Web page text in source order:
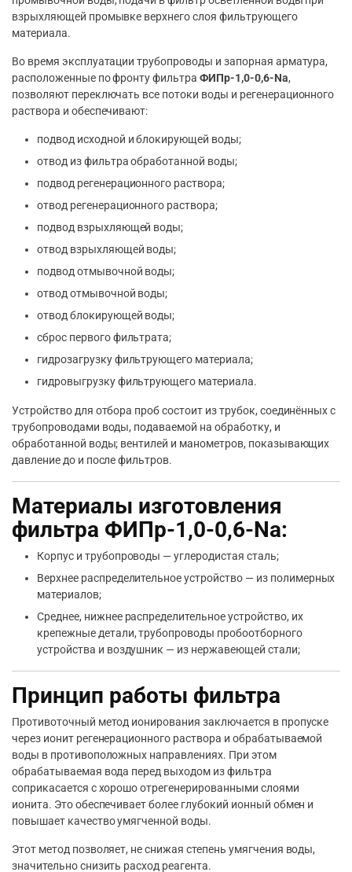
взрыхляющей промывке верхнего слоя фильтрующего
материала.
Во время эксплуатации трубопроводы и запорная арматура,
расположенные по фронту фильтраФИПр-1,0-0,6-Na,
позволяют переключать все потоки воды и регенерационного
раствора и обеспечивают:
подвод исходной и блокирующей воды;
отвод из фильтра обработанной воды;
подвод регенерационного раствора;
отвод регенерационного раствора;
подвод взрыхляющей воды;
отвод взрыхляющей воды;
подвод отмывочной воды;
отвод отмывочной воды;
отвод блокирующей воды;
сброс первого фильтрата;
гидрозагрузку фильтрующего материала;
гидровыгрузку фильтрующего материала.
Устройство для отбора проб состоит из трубок, соединённых с
трубопроводами воды, подаваемой на обработку, и
обработанной воды; вентилей и манометров, показывающих
давление до и после фильтров.
Материалы изготовления
фильтра ФИПр-1,0-0,6-Na:
Корпус и трубопроводы — углеродистая сталь;
Верхнее распределительное устройство — из полимерных
материалов;
Среднее, нижнее распределительное устройство, их
крепежные детали, трубопроводы пробоотборного
устройства и воздушник — из нержавеющей стали;
Принцип работы фильтра
Противоточный метод ионирования заключается в пропуске
через ионит регенерационного раствора и обрабатываемой
воды в противоположных направлениях. При этом
обрабатываемая вода перед выходом из фильтра
соприкасается с хорошо отрегенерированными слоями
ионита. Это обеспечивает более глубокий ионный обмен и
повышает качество умягченной воды.
Этот метод позволяет, не снижая степень умягчения воды,
значительно снизить расход реагента.